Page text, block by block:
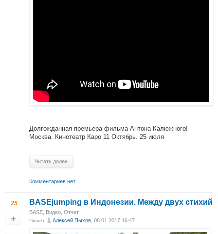
Долгожданная премьера фильма Антона Калюжного!
Москва. Кинотеатр Каро 11 Октябрь. 25 июля
Читать далее
Комментариев нет
25 BASEjumping в Индонезии. Между двух стихий
BASE Видео Отчет
Пишет Алексей Пыхов , 08.01.2017 16:47